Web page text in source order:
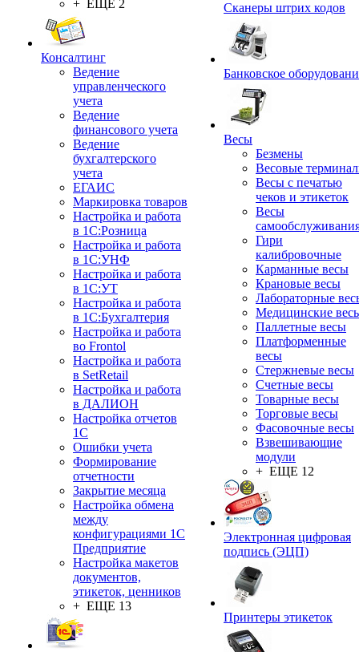
+ ЕЩЕ 2
Консалтинг
Ведение
управленческого
учета
Ведение
финансового учета
Ведение
бухгалтерского
учета
ЕГАИС
Маркировка товаров
Настройка и работа
в 1С:Розница
Настройка и работа
в 1С:УНФ
Настройка и работа
в 1С:УТ
Настройка и работа
в 1С:Бухгалтерия
Настройка и работа
во Frontol
Настройка и работа
в SetRetail
Настройка и работа
в ДАЛИОН
Настройка отчетов
1С
Ошибки учета
Формирование
отчетности
Закрытие месяца
Настройка обмена
между
конфигурациями 1С
Предприятие
Настройка макетов
документов,
этикеток, ценников
+ ЕЩЕ 13
Сканеры штрих кодов
Банковское
Весы
Безмены
Весовые
Весы с печатью
чеков и этикеток
Весы
Гири
калибровочные
Карманные весы
Крановые весы
Лабораторные
Медицинские
Паллетные весы
Платформенные
весы
Стержневые весы
Счетные весы
Товарные весы
Торговые весы
Фасовочные весы
Взвешивающие
модули
+ ЕЩЕ 12
Электронная цифровая
подпись (ЭЦП)
Принтеры этикеток